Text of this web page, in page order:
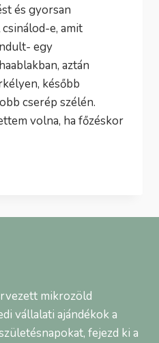
és gyorsan
e, amit
egy
aztán
később
cserép szélén.
volna, ha főzéskor
mikrozöld
vállalati ajándékok a
fejezd ki a